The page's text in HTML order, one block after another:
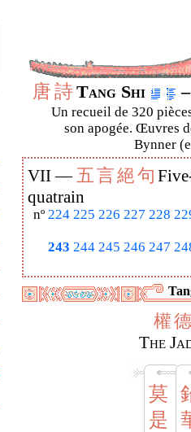
唐詩Tang Shi
Un recueil de 320
son apogée. Œuvres
Bynner
VII —五言絕句
quatrain
nº 224 225 226 227 228
243 244 245 246 247
權德
The
莫
是